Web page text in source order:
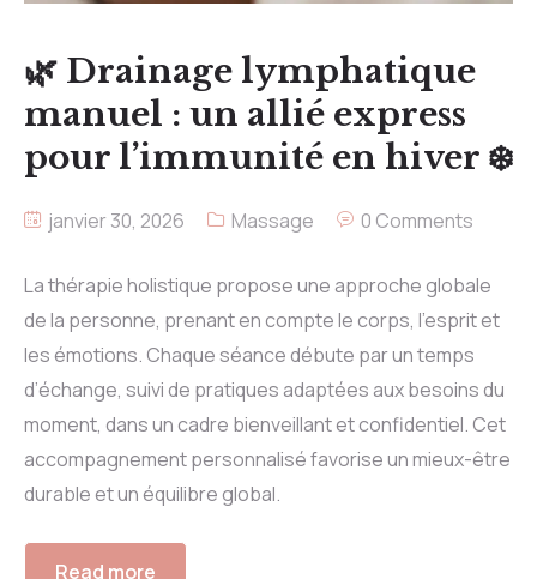
🌿 Drainage lymphatique
manuel : un allié express
pour l’immunité en hiver ❄️
janvier 30, 2026 Massage 0 Comments
La thérapie holistique propose une approche globale
de la personne, prenant en compte le corps, l’esprit et
les émotions. Chaque séance débute par un temps
d’échange, suivi de pratiques adaptées aux besoins du
moment, dans un cadre bienveillant et confidentiel. Cet
accompagnement personnalisé favorise un mieux-être
durable et un équilibre global.
Read more